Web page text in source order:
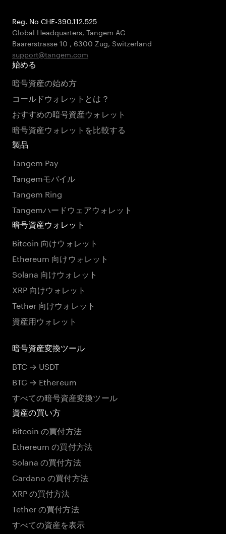
Reg. No CHE-390.112.525
Global Headquarters, Tangem AG
Baarerstrasse 10 , 6300 Zug, Switzerland
support@tangem.com
始める
暗号資産の始め方
コールドウォレットとは？
おすすめの暗号資産ウォレット
暗号資産ウォレットを比較する
製品
Tangem Pay
Tangemモバイル
Tangem Ring
Tangemハードウェアウォレット
暗号資産ウォレット
Bitcoin 向けウォレット
Ethereum 向けウォレット
Solana 向けウォレット
XRP 向けウォレット
Tether 向けウォレット
資産用ウォレット
暗号資産変換ツール
BTC → USDT
BTC → Ethereum
すべての暗号資産変換ツール
資産の買い方
Bitcoin の買付方法
Ethereum の買付方法
Solana の買付方法
Cardano の買付方法
XRP の買付方法
Tether の買付方法
すべての資産を表示